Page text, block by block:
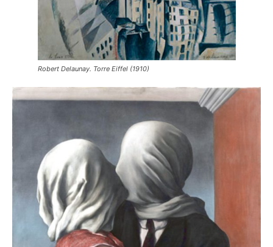
Robert Delaunay. Torre Eiffel (1910)